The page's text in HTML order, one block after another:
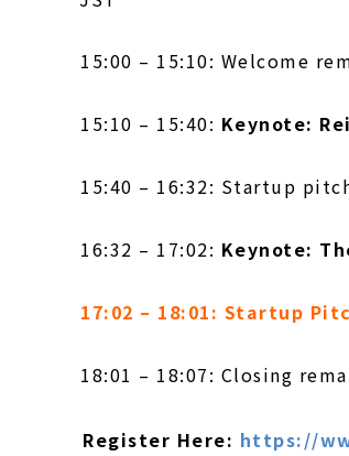
15:00 – 15:10: Welcome
15:10 – 15:40: Keynote:
15:40 – 16:32: Startup
16:32 – 17:02: Keynote:
17:02 – 18:01: Startup
18:01 – 18:07: Closing
Register Here: https://